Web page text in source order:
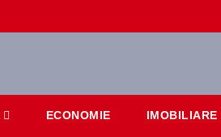
ECONOMIE IMOBILIARE